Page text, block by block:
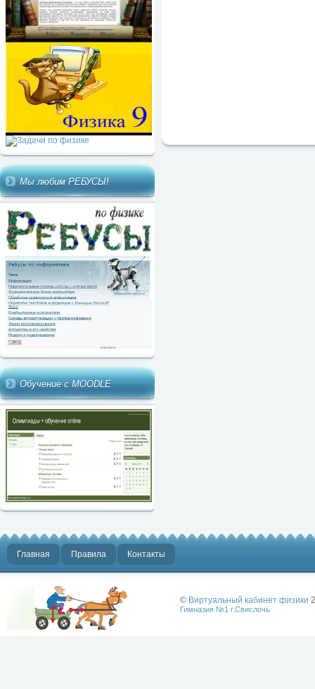
Мы любим РЕБУСЫ!
Обучение с MOODLE
Главная Правила Контакты
© Виртуальный кабинет физики
Гимназия №1 г.Свислочь